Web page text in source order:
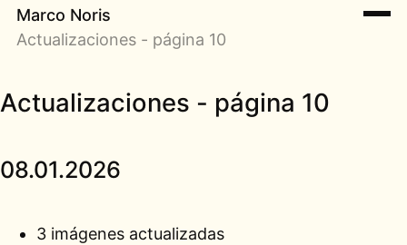
Marco Noris
Actualizaciones - página 10
Actualizaciones - página 10
08.01.2026
3 imágenes actualizadas